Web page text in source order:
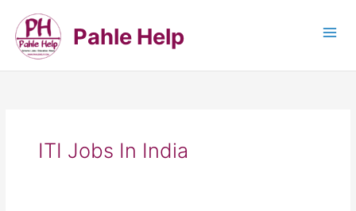
content
Pahle Help
ITI Jobs In India